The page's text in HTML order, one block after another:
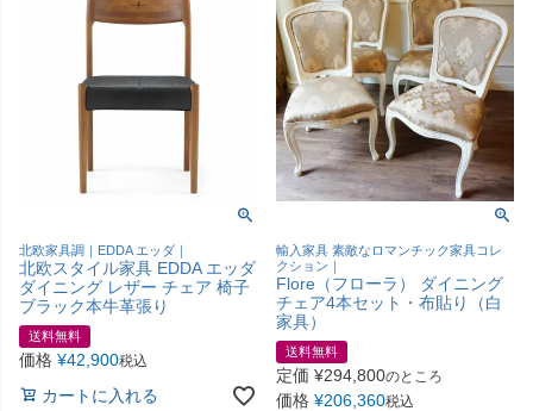
北欧家具調｜EDDA エッダ｜
北欧スタイル家具 EDDA エッダ
ダイニング レザー チェア 椅子
ブラック本牛革張り
送料無料
価格 ¥42,900税込
カートに入れる
輸入家具 素敵なロマンチック家具コレ
クション｜
Flore（フローラ） ダイニング
チェア4本セット・布貼り（白
家具）
送料無料
定価 ¥294,800のところ
価格 ¥206,360税込